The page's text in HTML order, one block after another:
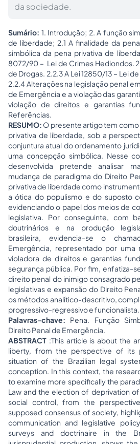
da sociedade.
Sumário: 1. Introdução; 2. A função
de liberdade; 2.1 A finalidade da
simbólica da pena privativa de
8072/90 – Lei de Crimes Hediondos.
de Drogas. 2.2.3 A Lei 12850/13 – Lei
2.2.4 Alterações na legislação penal
de Emergência e a violação das
violação de direitos e garantias
Referências.
RESUMO: O presente artigo tem como
privativa de liberdade, sob a
conjuntura atual do ordenamento
uma concepção simbólica. Nesse
desenvolvida pretende analisar
mudança de paradigma do Direito
privativa de liberdade como
a ótica do populismo e do suposto
evidenciando o papel dos meios de
legislativa. Por conseguinte, com
doutrinários e na produção
brasileira, evidencia-se o
Emergência, representado por uma
violadora de direitos e garantias
segurança pública. Por fim, enfatiza-
direito penal do inimigoconsagrado
legislativas e expansão do Direito
os métodos analítico-descritivo,
progressivo-regressivo e funcionalista.
Palavras-chave: Pena. Função
Direito Penal de Emergência.
ABSTRACT :This article is about the
liberty, from the perspective of its
situation of the Brazilian legal
conception. In this context, the
to examine more specifically the
Law and the election of deprivation
social control, from the
supposed consensus of society,
communication and legislative
surveys and doctrinaire in the